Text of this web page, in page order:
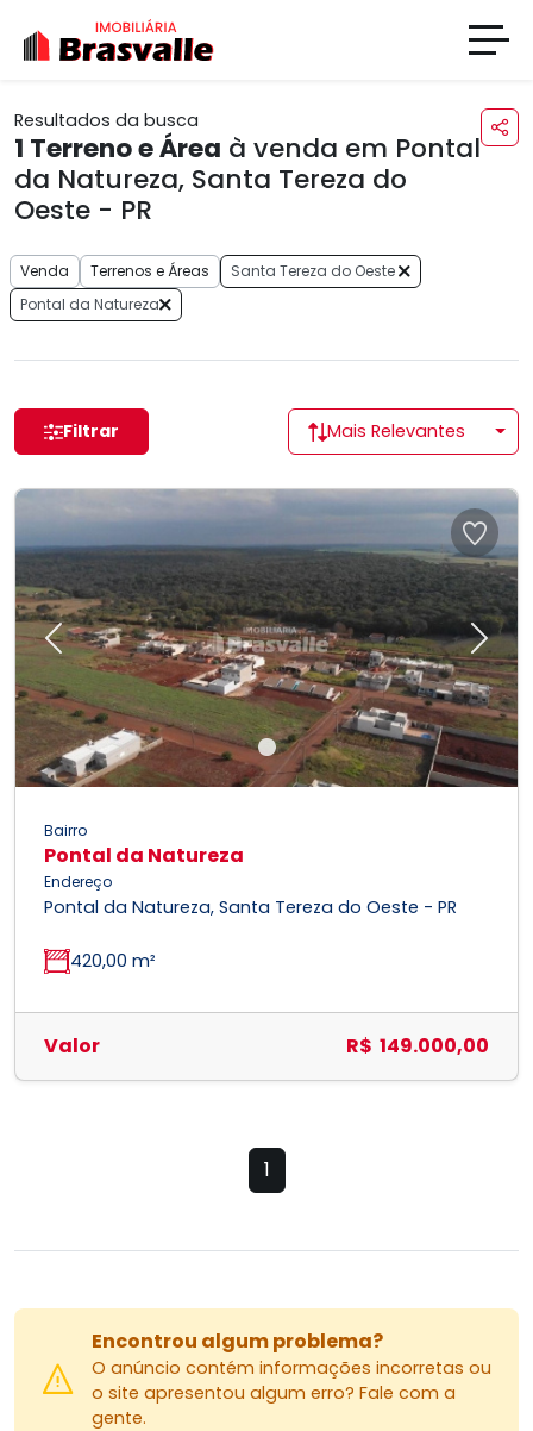
Resultados da busca
1 Terreno e Área à venda em Pontal
da Natureza, Santa Tereza do
Oeste - PR
Venda Terrenos e Áreas
Santa Tereza do Oeste
Pontal da Natureza
Filtrar Mais Relevantes
Previous Next
Bairro
Pontal da Natureza
Endereço
Pontal da Natureza, Santa Tereza do Oeste - PR
420,00 m²
Valor R$ 149.000,00
1
Encontrou algum problema?
O anúncio contém informações incorretas ou
o site apresentou algum erro? Fale com a
gente.